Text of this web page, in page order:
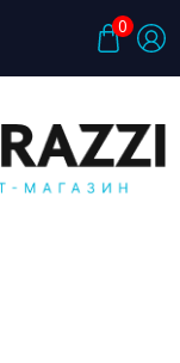
0